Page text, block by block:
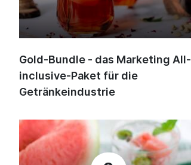
Gold-Bundle - das Marketing All-
inclusive-Paket für die
Getränkeindustrie